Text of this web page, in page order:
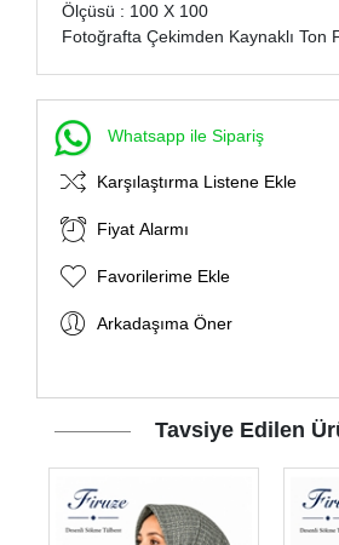
Ölçüsü : 100 X 100
Fotoğrafta Çekimden Kaynaklı Ton
Whatsapp ile Sipariş
Karşılaştırma Listene Ekle
Fiyat Alarmı
Favorilerime Ekle
Arkadaşıma Öner
Tavsiye Edilen